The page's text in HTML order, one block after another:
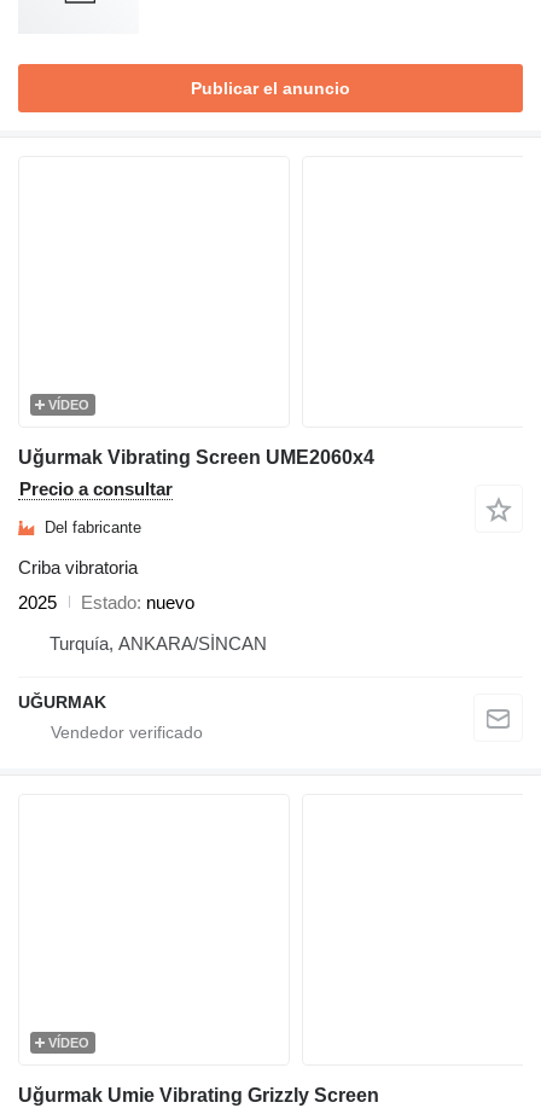
Publicar el anuncio
VÍDEO
Uğurmak Vibrating Screen UME2060x4
Precio a consultar
Del fabricante
Criba vibratoria
2025
Estado nuevo
Turquía, ANKARA/SİNCAN
UĞURMAK
VÍDEO
Uğurmak Umie Vibrating Grizzly Screen